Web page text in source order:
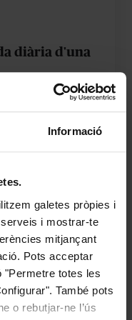
Informació
galetes pròpies i
i mostrar-te
mitjançant
Pots acceptar
"Permetre totes les
També pots
o rebutjar-ne l’ús
diària d'una